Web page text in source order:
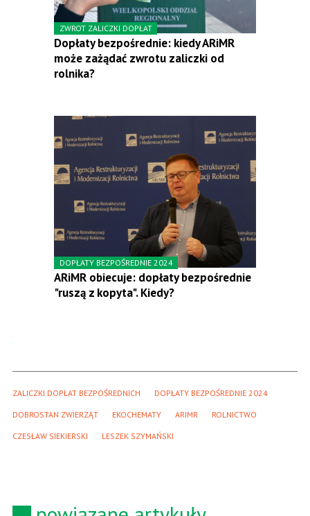
ZWROT ZALICZKI DOPŁAT
Dopłaty bezpośrednie: kiedy ARiMR
może zażądać zwrotu zaliczki od
rolnika?
DOPŁATY BEZPOŚREDNIE 2024
ARiMR obiecuje: dopłaty bezpośrednie
"ruszą z kopyta". Kiedy?
ZALICZKI DOPŁAT BEZPOŚREDNICH DOPŁATY BEZPOŚREDNIE 2024
DOBROSTAN ZWIERZĄT EKOCHEMATY ARIMR ROLNICTWO
CZESŁAW SIEKIERSKI LESZEK SZYMAŃSKI